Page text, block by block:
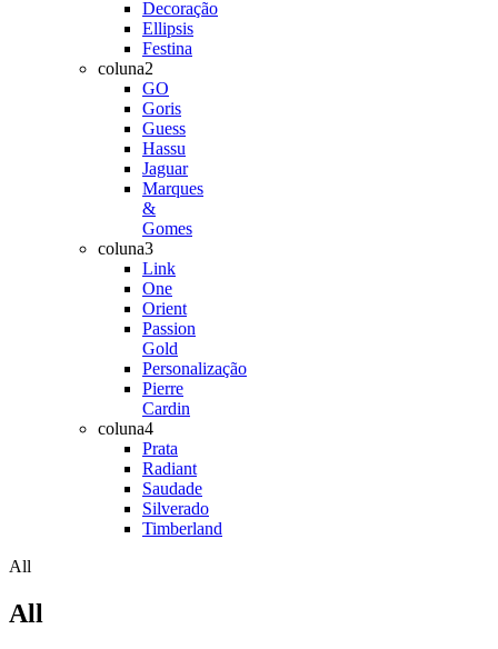
Decoração
Ellipsis
Festina
coluna2
GO
Goris
Guess
Hassu
Jaguar
Marques
&
Gomes
coluna3
Link
One
Orient
Passion
Gold
Personalização
Pierre
Cardin
coluna4
Prata
Radiant
Saudade
Silverado
Timberland
All
All